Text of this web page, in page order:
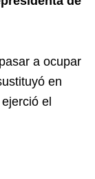
a ocupar
en
el